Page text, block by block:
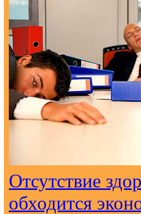
Отсутствие
обходится